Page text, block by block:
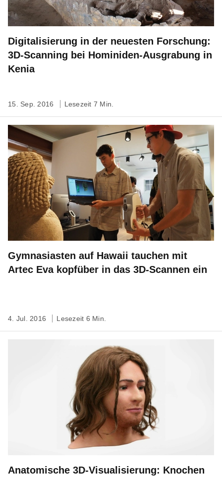
Digitalisierung in der neuesten Forschung:
3D-Scanning bei Hominiden-Ausgrabung in
Kenia
15. Sep. 2016 Lesezeit 7 Min.
Gymnasiasten auf Hawaii tauchen mit
Artec Eva kopfüber in das 3D-Scannen ein
4. Jul. 2016 Lesezeit 6 Min.
Anatomische 3D-Visualisierung: Knochen